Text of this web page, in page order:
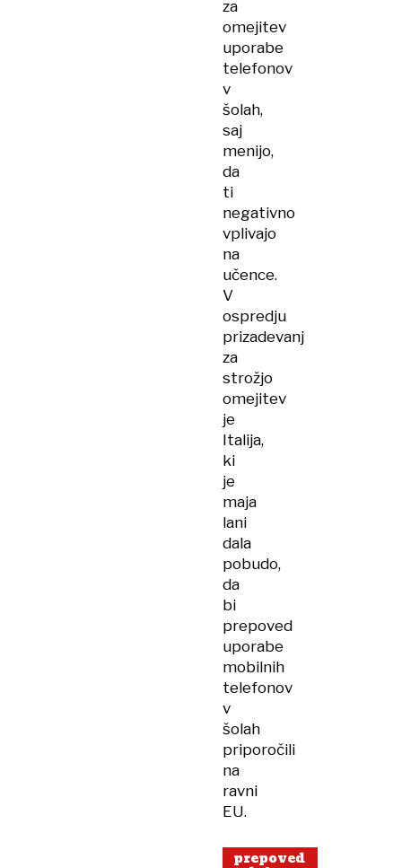
za
omejitev
uporabe
telefonov
v
šolah,
saj
menijo,
da
ti
negativno
vplivajo
na
učence.
V
ospredju
prizadevanj
za
strožjo
omejitev
je
Italija,
ki
je
maja
lani
dala
pobudo,
da
bi
prepoved
uporabe
mobilnih
telefonov
v
šolah
priporočili
na
ravni
EU.
prepoved